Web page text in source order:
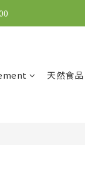
精華組！👉點我了解
天然食品